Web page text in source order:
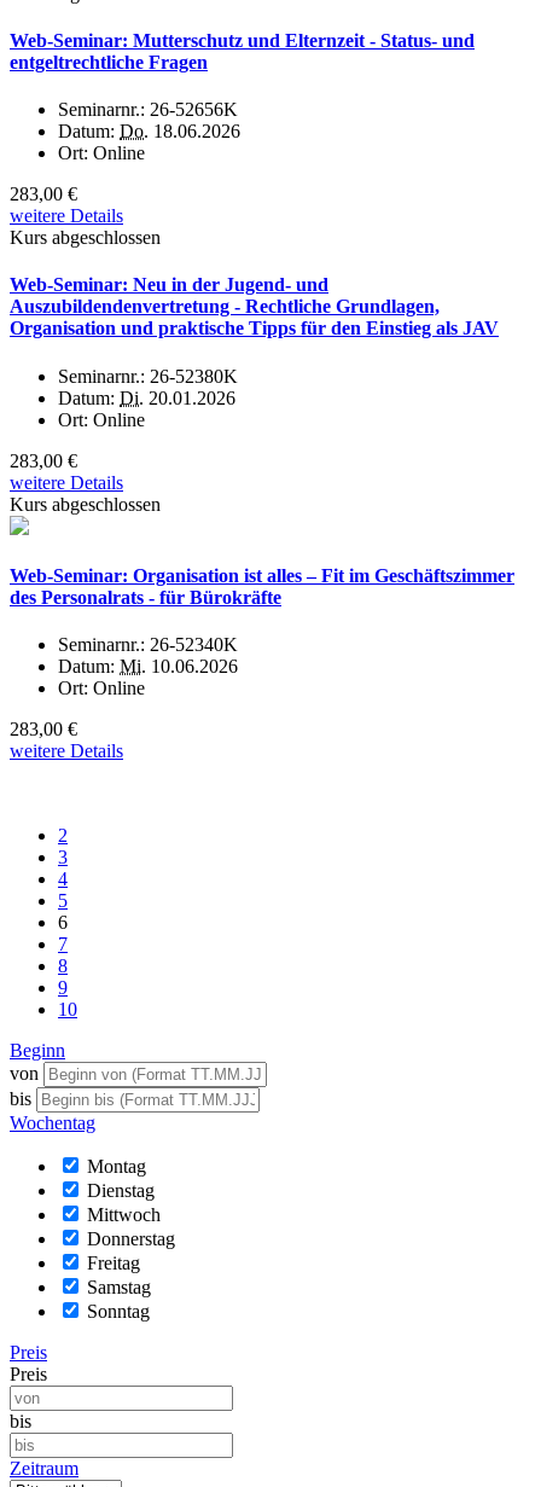
Web-Seminar: Mutterschutz und Elternzeit - Status- und
entgeltrechtliche Fragen
Seminarnr.: 26-52656K
Datum: Do. 18.06.2026
Ort: Online
283,00 €
weitere Details
Kurs abgeschlossen
Web-Seminar: Neu in der Jugend- und
Auszubildendenvertretung - Rechtliche Grundlagen,
Organisation und praktische Tipps für den Einstieg als JAV
Seminarnr.: 26-52380K
Datum: Di. 20.01.2026
Ort: Online
283,00 €
weitere Details
Kurs abgeschlossen
Web-Seminar: Organisation ist alles – Fit im Geschäftszimmer
des Personalrats - für Bürokräfte
Seminarnr.: 26-52340K
Datum: Mi. 10.06.2026
Ort: Online
283,00 €
weitere Details
2
3
4
5
6
7
8
9
10
Beginn
von
bis
Wochentag
Montag
Dienstag
Mittwoch
Donnerstag
Freitag
Samstag
Sonntag
Preis
Preis
bis
Zeitraum